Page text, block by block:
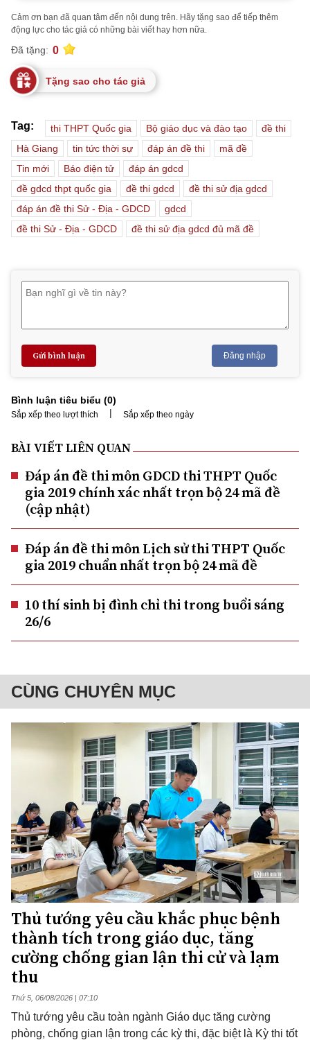
Cảm ơn bạn đã quan tâm đến nội dung trên. Hãy tặng sao để tiếp thêm
động lực cho tác giả có những bài viết hay hơn nữa.
Đã tặng: 0
Tặng sao cho tác giả
Tag: thi THPT Quốc gia Bộ giáo dục và đào tạo
đề thi
Hà Giang
tin tức thời sự đáp án đề thi
mã đề
Tin mới
Báo điện tử
đáp án gdcd
đề gdcd thpt quốc gia
đề thi gdcd
đề thi sử địa gdcd
đáp án đề thi Sử - Địa - GDCD
gdcd
đề thi Sử - Địa - GDCD
đề thi sử địa gdcd đủ mã đề
Gửi bình luận Đăng nhập
Bình luận tiêu biểu (0)
Sắp xếp theo lượt thích | Sắp xếp theo ngày
BÀI VIẾT LIÊN QUAN
Đáp án đề thi môn GDCD thi THPT Quốc
gia 2019 chính xác nhất trọn bộ 24 mã đề
(cập nhật)
Đáp án đề thi môn Lịch sử thi THPT Quốc
gia 2019 chuẩn nhất trọn bộ 24 mã đề
10 thí sinh bị đình chỉ thi trong buổi sáng
26/6
CÙNG CHUYÊN MỤC
Thủ tướng yêu cầu khắc phục bệnh
thành tích trong giáo dục, tăng
cường chống gian lận thi cử và lạm
thu
Thứ 5, 06/08/2026 | 07:10
Thủ tướng yêu cầu toàn ngành Giáo dục tăng cường
phòng, chống gian lận trong các kỳ thi, đặc biệt là Kỳ thi tốt